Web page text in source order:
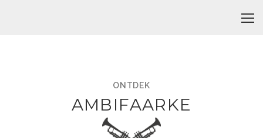
ONTDEK
AMBIFAARKE